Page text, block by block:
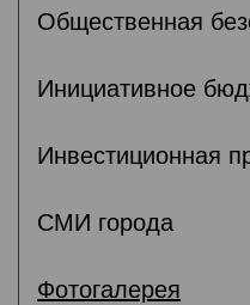
Общественная
Инициативное
Инвестиционная
СМИ города
Фотогалерея